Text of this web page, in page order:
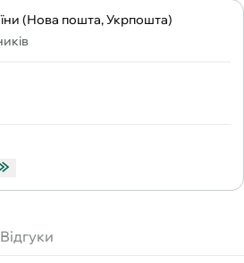
(Нова пошта, Укрпошта)
Відгуки